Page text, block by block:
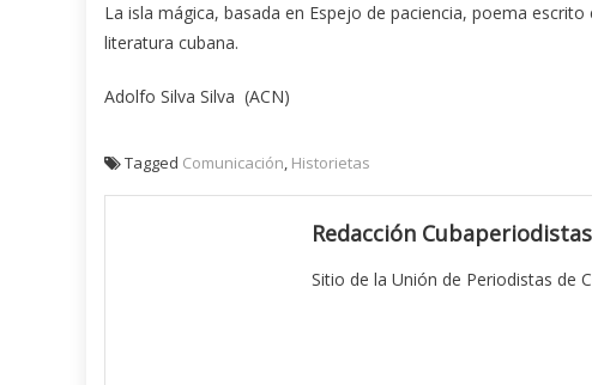
La isla mágica, basada en Espejo de paciencia, poema
literatura cubana.
Adolfo Silva Silva (ACN)
Tagged Comunicación, Historietas
Redacción Cubaperiodistas
Sitio de la Unión de Periodistas de